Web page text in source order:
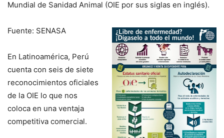
Mundial de Sanidad Animal (OIE por sus siglas en inglés).
Fuente: SENASA
En Latinoamérica, Perú
cuenta con seis de siete
reconocimientos oficiales
de la OIE lo que nos
coloca en una ventaja
competitiva comercial.